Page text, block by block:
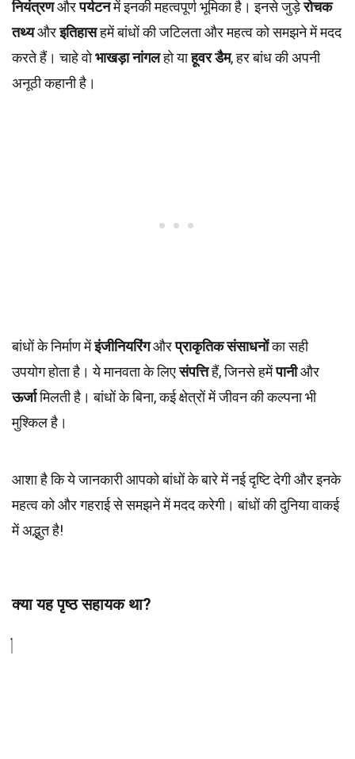
नियंत्रणऔरपर्यटनमें इनकी महत्वपूर्ण भूमिका है। इनसे जुड़ेरोचक
तथ्यऔरइतिहासहमें बांधों की जटिलता और महत्व को समझने में मदद
करते हैं। चाहे वोभाखड़ा नांगलहो याहूवर डैम, हर बांध की अपनी
अनूठी कहानी है।
बांधों के निर्माण मेंइंजीनियरिंगऔरप्राकृतिक संसाधनोंका सही
उपयोग होता है। ये मानवता के लिएसंपत्तिहैं, जिनसे हमेंपानीऔर
ऊर्जामिलती है। बांधों के बिना, कई क्षेत्रों में जीवन की कल्पना भी
मुश्किल है।
आशा है कि ये जानकारी आपको बांधों के बारे में नई दृष्टि देगी और इनके
महत्व को और गहराई से समझने में मदद करेगी। बांधों की दुनिया वाकई
में अद्भुत है!
क्या यह पृष्ठ सहायक था?